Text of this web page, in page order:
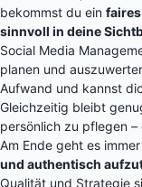
bekommst du ein
sinnvoll in deine
Social Media
planen und
Aufwand und kannst
Gleichzeitig bleibt
persönlich zu pflegen
Am Ende geht es
und authentisch
Qualität und Strategie